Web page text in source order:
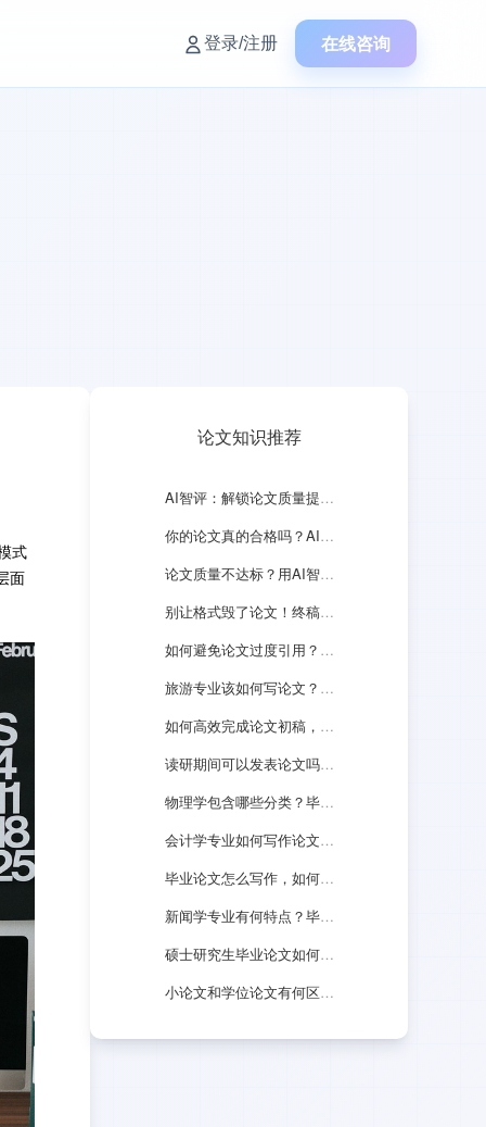
登录/注册 在线咨询
式
面
论文知识推荐
AI智评：解锁论文质量提升新路径！
你的论文真的合格吗？AI智评告诉你隐藏缺陷
论文质量不达标？用AI智评轻松搞定！
别让格式毁了论文！终稿打印关键须知
如何避免论文过度引用？这些方法你一定要会
旅游专业该如何写论文？有何技巧？
如何高效完成论文初稿，四种方法教会你
读研期间可以发表论文吗？能否用FreeCheck查重？
物理学包含哪些分类？毕业论文如何选题？
会计学专业如何写作论文？有何技巧？
毕业论文怎么写作，如何选择合适的查重系统？
新闻学专业有何特点？毕业论文怎么写？
硕士研究生毕业论文如何选题，有何技巧？
小论文和学位论文有何区别？研究生必看！